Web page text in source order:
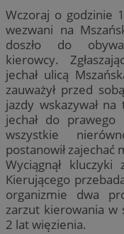
Wczoraj o godzinie
wezwani na
doszło do
kierowcy.
jechał ulicą
zauważył przed
jazdy wskazywał
jechał do
wszystkie
postanowił zajechać
Wyciągnął
Kierującego
organizmie dwa
zarzut kierowania w
2 lat więzienia.